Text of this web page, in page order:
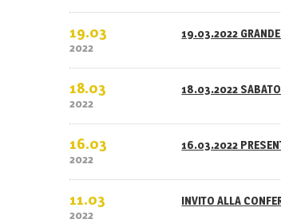
19.03
2022
19.03.2022 GRANDE
18.03
2022
18.03.2022 SABATO
16.03
2022
16.03.2022
11.03
2022
INVITO ALLA